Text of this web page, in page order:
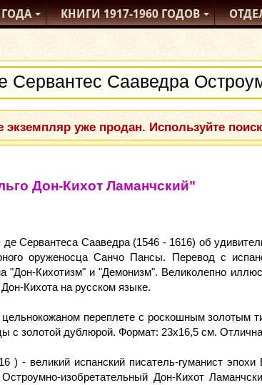
ГОДА КНИГИ1917-1960ГОДОВ
уже продан. Используйте
Дон-Кихот Ламанчский"
де Сервантеса Сааведра (1546 - 1616) об
оруженосца Санчо Пансы. Перевод с
"Дон-Кихотизм" и "Демонизм". Великолепно
Кихота на русском языке.
переплете с роскошным золотым
с золотой дублюрой. Формат: 23x16,5 см.
) - великий испанский писатель-гуманист
изобретательный Дон-Кихот